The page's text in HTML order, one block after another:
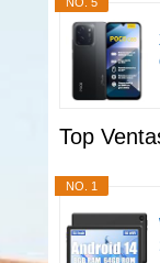
NO. 5
Top
NO. 1